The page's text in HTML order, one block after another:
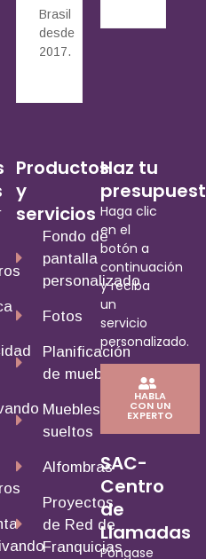
Productos
y
servicios
Fondo de
pantalla
personalizado
Fotos
Planificación
de muebles
Muebles
sueltos
Alfombras
Proyectos
de Red de
Franquicias
Haz tu
Haga clic
en el
botón a
continuación
y reciba
un
servicio
personalizado.
HABLA
CON UN
EXPERTO
SAC-
Centro
de
Llamadas
Póngase
Brasil
desde
2017.